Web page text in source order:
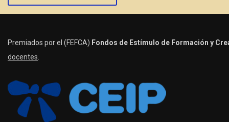
Premiados por el (FEFCA) Fondos de Estímulo de Formación y
docentes